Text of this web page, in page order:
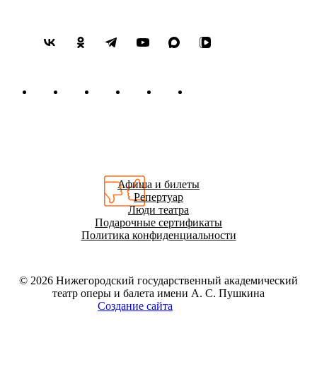
Афиша и билеты
Репертуар
Люди театра
Подарочные сертификаты
Политика конфиденциальности
© 2026 Нижегородский государственный академический
театр оперы и балета имени А. С. Пушкина
Создание сайта